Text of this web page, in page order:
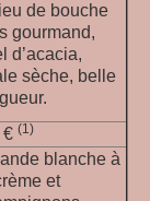
de bouche
gourmand,
d’acacia,
sèche, belle
€ (1)
blanche à
et